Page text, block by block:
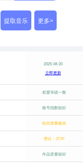
提取音乐 更多>
2025-08-20
立即更新
权重等级一般
账号指数较好
粉丝质量极高
赞比：37.91
作品质量较好